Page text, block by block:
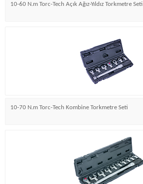
10-60 N.m Torc-Tech Açık Ağız-Yıldız Torkmetre Seti
10-70 N.m Torc-Tech Kombine Torkmetre Seti